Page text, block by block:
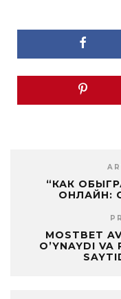
“КАК
ОНЛАЙН:
MOSTBET
O’YNAYDI VA